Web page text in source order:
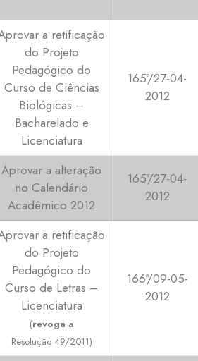
a retificação
do Projeto
Pedagógico do
Curso de Ciências
Biológicas –
Bacharelado e
Licenciatura
165ª/27-04-
2012
Aprovar a alteração
no Calendário
Acadêmico 2012
165ª/27-04-
2012
a retificação
do Projeto
Pedagógico do
Curso de Letras –
Licenciatura
(revoga a
Resolução 49/2011)
166ª/09-05-
2012